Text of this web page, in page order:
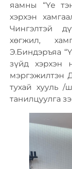
яамны “Үе
хэрхэн
Чингэлтэй
хөгжил,
Э.Биндэръяа
зүйд хэрхэн
мэргэжилтэн
тухай хууль /
танилцуулга